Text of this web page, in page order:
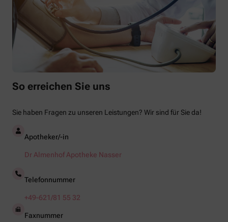
So erreichen Sie uns
Sie haben Fragen zu unseren Leistungen? Wir sind für Sie da!
Apotheker/-in
Dr Almenhof Apotheke Nasser
Telefonnummer
+49-621/81 55 32
Faxnummer